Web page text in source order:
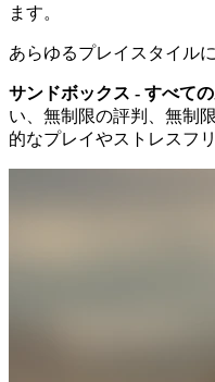
ます。
あらゆるプレイスタイル
サンドボックス - すべての
い、無制限の評判、無制
的なプレイやストレスフ